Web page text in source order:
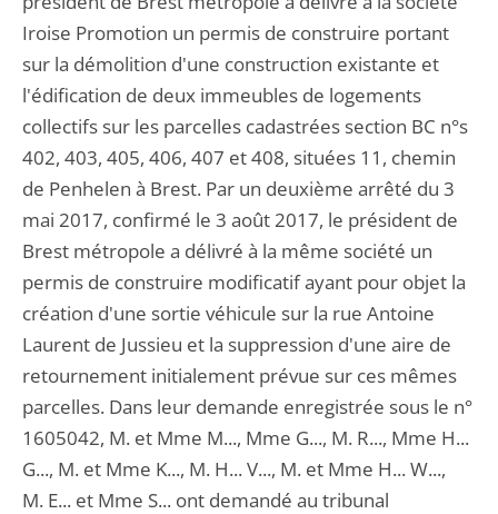
Iroise Promotion un permis de construire portant
sur la démolition d'une construction existante et
l'édification de deux immeubles de logements
collectifs sur les parcelles cadastrées section BC n°s
402, 403, 405, 406, 407 et 408, situées 11, chemin
de Penhelen à Brest. Par un deuxième arrêté du 3
mai 2017, confirmé le 3 août 2017, le président de
Brest métropole a délivré à la même société un
permis de construire modificatif ayant pour objet la
création d'une sortie véhicule sur la rue Antoine
Laurent de Jussieu et la suppression d'une aire de
retournement initialement prévue sur ces mêmes
parcelles. Dans leur demande enregistrée sous le n°
1605042, M. et Mme M..., Mme G..., M. R..., Mme H...
G..., M. et Mme K..., M. H... V..., M. et Mme H... W...,
M. E... et Mme S... ont demandé au tribunal